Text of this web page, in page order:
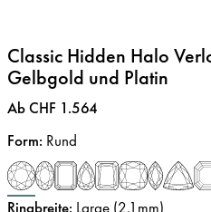
Classic Hidden Halo
Gelbgold und Platin
Preis:
Ab CHF 1.564
Form: Rund
Ringbreite: Large (2,1mm)